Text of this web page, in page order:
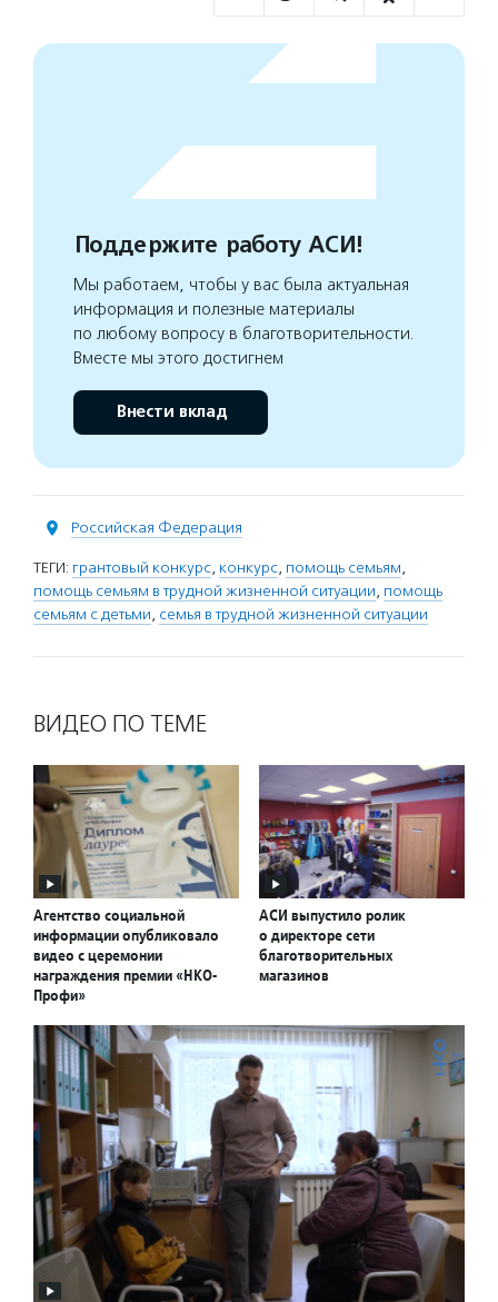
Поддержите работу АСИ!
Мы работаем, чтобы у вас была актуальная
информация и полезные материалы
по любому вопросу в благотворительности.
Вместе мы этого достигнем
Внести вклад
Российская Федерация
ТЕГИ: грантовый конкурс, конкурс, помощь семьям,
помощь семьям в трудной жизненной ситуации, помощь
семьям с детьми, семья в трудной жизненной ситуации
ВИДЕО ПО ТЕМЕ
Агентство социальной
информации опубликовало
видео с церемонии
награждения премии «НКО-
Профи»
АСИ выпустило ролик
о директоре сети
благотворительных
магазинов